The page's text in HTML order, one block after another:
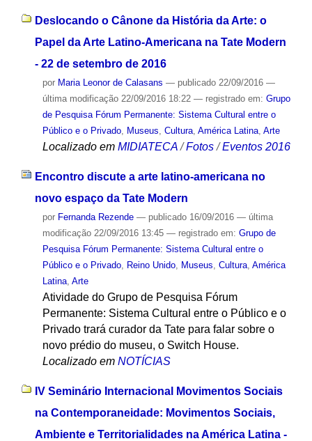
Deslocando o Cânone da História da Arte: o
Papel da Arte Latino-Americana na Tate Modern
- 22 de setembro de 2016
por Maria Leonor de Calasans — publicado22/09/2016 —
última modificação22/09/2016 18:22 — registrado em: Grupo
de Pesquisa Fórum Permanente: Sistema Cultural entre o
Público e o Privado, Museus, Cultura, América Latina, Arte
Localizado em MIDIATECA /Fotos /Eventos 2016
Encontro discute a arte latino-americana no
novo espaço da Tate Modern
por Fernanda Rezende — publicado16/09/2016 — última
modificação22/09/2016 13:45 — registrado em: Grupo de
Pesquisa Fórum Permanente: Sistema Cultural entre o
Público e o Privado, Reino Unido, Museus, Cultura, América
Latina, Arte
Atividade do Grupo de Pesquisa Fórum
Permanente: Sistema Cultural entre o Público e o
Privado trará curador da Tate para falar sobre o
novo prédio do museu, o Switch House.
Localizado em NOTÍCIAS
IV Seminário Internacional Movimentos Sociais
na Contemporaneidade: Movimentos Sociais,
Ambiente e Territorialidades na América Latina -